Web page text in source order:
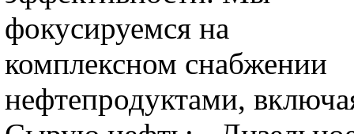
фокусируемся на
комплексном снабжении
нефтепродуктами,